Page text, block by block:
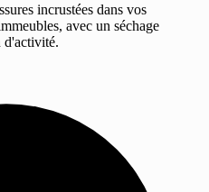
incrustées dans vos
avec un séchage
d'activité.